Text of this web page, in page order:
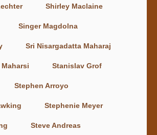
Shirley Maclaine
Singer Magdolna
Sri Nisargadatta Maharaj
Maharsi Stanislav Grof
Stephen Arroyo
Stephenie Meyer
Steve Andreas